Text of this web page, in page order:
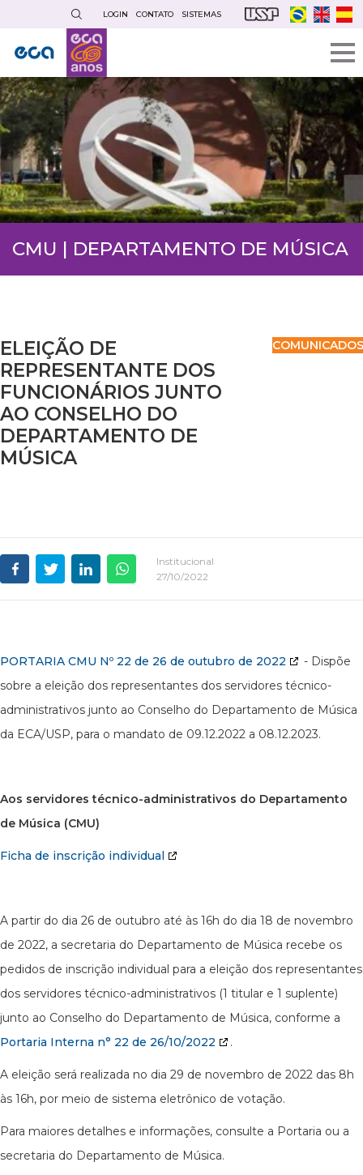
conteúdo
principal
LOGIN CONTATO SISTEMAS
CMU | DEPARTAMENTO DE MÚSICA
ELEIÇÃO DE
REPRESENTANTE DOS
FUNCIONÁRIOS JUNTO
AO CONSELHO DO
DEPARTAMENTO DE
MÚSICA
COMUNICADOS
Institucional
27/10/2022
PORTARIA CMU Nº 22 de 26 de outubro de 2022
- Dispõe
sobre a eleição dos representantes dos servidores técnico-
administrativos junto ao Conselho do Departamento de Música
da ECA/USP, para o mandato de 09.12.2022 a 08.12.2023.
Aos servidores técnico-administrativos do Departamento
de Música (CMU)
Ficha de inscrição individual
A partir do dia 26 de outubro até às 16h do dia 18 de novembro
de 2022, a secretaria do Departamento de Música recebe os
pedidos de inscrição individual para a eleição dos representantes
dos servidores técnico-administrativos (1 titular e 1 suplente)
junto ao Conselho do Departamento de Música, conforme a
Portaria Interna n° 22 de 26/10/2022
.
A eleição será realizada no dia 29 de novembro de 2022 das 8h
às 16h, por meio de sistema eletrônico de votação.
Para maiores detalhes e informações, consulte a Portaria ou a
secretaria do Departamento de Música.